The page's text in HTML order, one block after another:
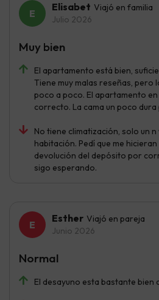
Elisabet Viajó en familia
Julio 2026
El apartamento está bien,
Tiene muy malas reseñas,
poco a poco. El apartamento
correcto. La cama un poco
No tiene climatización, solo un
habitación. Pedí que me
devolución del depósito por
sigo esperando.
Muy bien
Esther Viajó en pareja
Junio 2026
El desayuno esta bastante bien
Normal